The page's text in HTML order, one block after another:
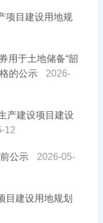
项目建设用地规
用于土地储备“韶
的公示
2026-
产建设项目建设
12
公示
2026-05-
目建设用地规划